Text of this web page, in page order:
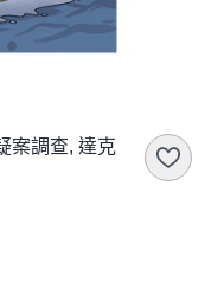
案調查, 達克